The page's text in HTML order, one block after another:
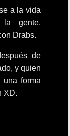
a la vida
gente,
Drabs.
de
y quien
una forma
XD.